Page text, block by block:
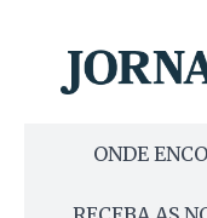
ONDE